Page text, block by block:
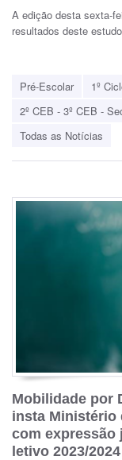
A edição desta sexta-
resultados deste
Pré-Escolar
1º
2º CEB - 3º CEB -
Todas as Notícias
Mobilidade por
insta Ministério
com expressão
letivo 2023/2024